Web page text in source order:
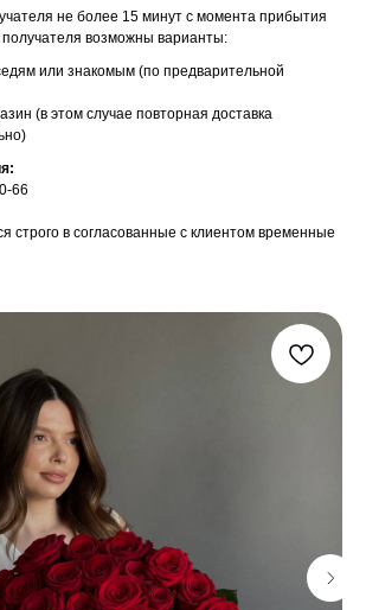
не более 15 минут с момента прибытия
получателя возможны варианты:
или знакомым (по предварительной
(в этом случае повторная доставка
66
строго в согласованные с клиентом временные